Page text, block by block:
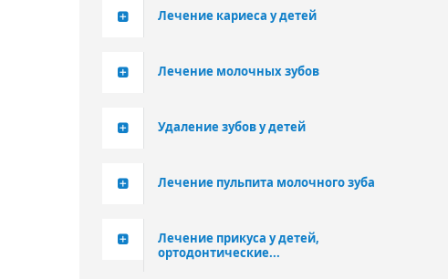
Лечение кариеса у детей
Лечение молочных зубов
Удаление зубов у детей
Лечение пульпита молочного зуба
Лечение прикуса у детей,
ортодонтические...